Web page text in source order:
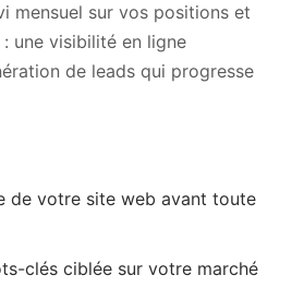
mensuel sur vos positions et
une visibilité en ligne
de leads qui progresse
de votre site web avant toute
clés ciblée sur votre marché